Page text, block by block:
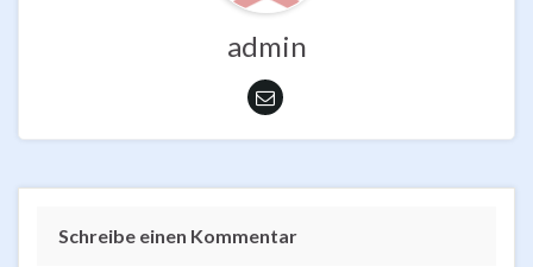
admin
Schreibe einen Kommentar